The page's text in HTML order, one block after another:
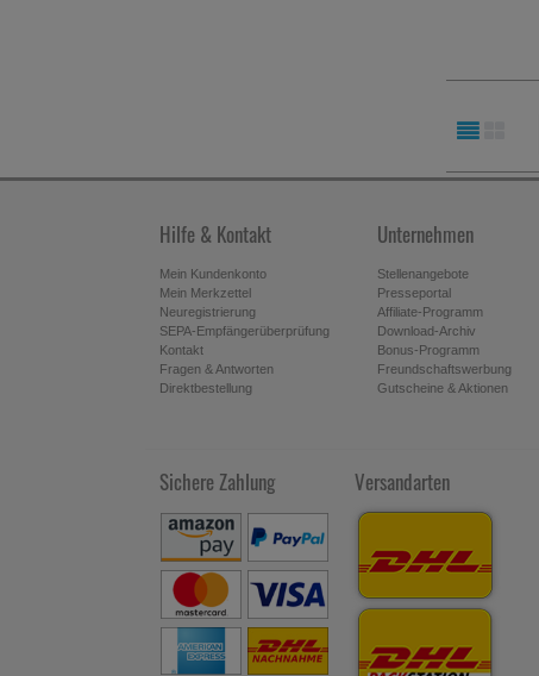
Hilfe & Kontakt
Mein Kundenkonto
Mein Merkzettel
Neuregistrierung
SEPA-Empfängerüberprüfung
Kontakt
Fragen & Antworten
Direktbestellung
Unternehmen
Stellenangebote
Presseportal
Affiliate-Programm
Download-Archiv
Bonus-Programm
Freundschaftswerbung
Gutscheine & Aktionen
Sichere Zahlung Versandarten